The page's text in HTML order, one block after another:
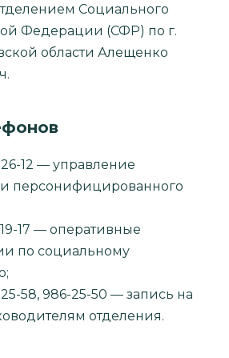
Социального
Федерации (СФР) по г.
области Алещенко
12 — управление
персонифицированного
17 — оперативные
по социальному
58, 986-25-50 — запись на
отделения.